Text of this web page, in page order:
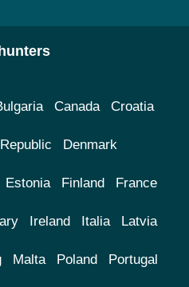
Canada Croatia
Denmark
Estonia Finland France
Ireland Italia Latvia
Malta Poland Portugal